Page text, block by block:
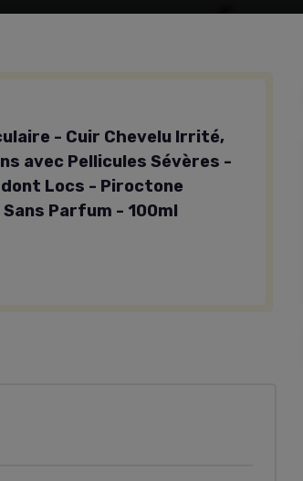
- Cuir Chevelu Irrité,
avec Pellicules Sévères -
dont Locs - Piroctone
Sans Parfum - 100ml